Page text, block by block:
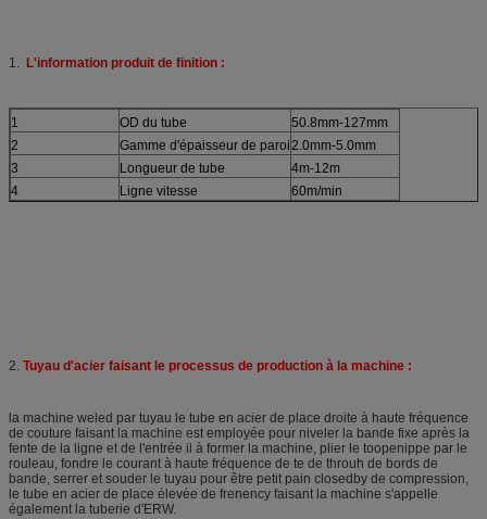
1. L'information produit de finition :
1 OD du tube
50.8mm-127mm
2
Gamme d'épaisseur de paroi2.0mm-5.0mm
3
Longueur de tube
4m-12m
4
Ligne vitesse 60m/min
2. Tuyau d'acier faisant le processus de production à la machine :
la machine weled par tuyau le tube en acier de place droite à haute fréquence
de couture faisant la machine est employée pour niveler la bande fixe après la
fente de la ligne et de l'entrée il à former la machine, plier le toopenippe par le
rouleau, fondre le courant à haute fréquence de te de throuh de bords de
bande, serrer et souder le tuyau pour être petit pain closedby de compression,
le tube en acier de place élevée de frenency faisant la machine s'appelle
également la tuberie d'ERW.